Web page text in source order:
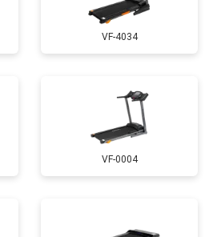
VF-4034
VF-0004